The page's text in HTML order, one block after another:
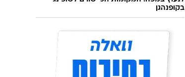
בקופנהגן